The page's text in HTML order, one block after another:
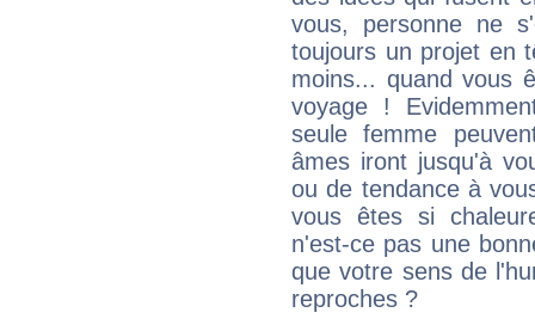
vous, personne ne
toujours un projet en
moins... quand vous
voyage !
seule femme
âmes iront jusqu'à
ou de tendance à
vous êtes si
n'est-ce pas une
que votre sens de
reproches ?